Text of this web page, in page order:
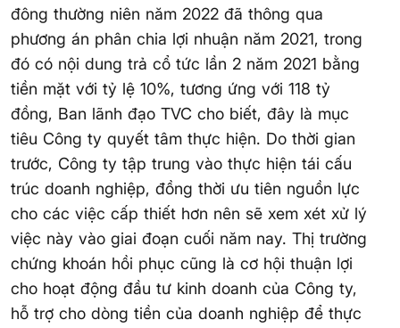
đông thường niên năm 2022 đã thông qua
phương án phân chia lợi nhuận năm 2021, trong
đó có nội dung trả cổ tức lần 2 năm 2021 bằng
tiền mặt với tỷ lệ 10%, tương ứng với 118 tỷ
đồng, Ban lãnh đạo TVC cho biết, đây là mục
tiêu Công ty quyết tâm thực hiện. Do thời gian
trước, Công ty tập trung vào thực hiện tái cấu
trúc doanh nghiệp, đồng thời ưu tiên nguồn lực
cho các việc cấp thiết hơn nên sẽ xem xét xử lý
việc này vào giai đoạn cuối năm nay. Thị trường
chứng khoán hồi phục cũng là cơ hội thuận lợi
cho hoạt động đầu tư kinh doanh của Công ty,
hỗ trợ cho dòng tiền của doanh nghiệp để thực